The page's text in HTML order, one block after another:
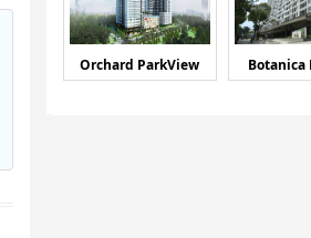
Orchard ParkView Botanica